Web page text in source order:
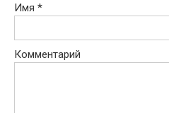
Имя *
Комментарий